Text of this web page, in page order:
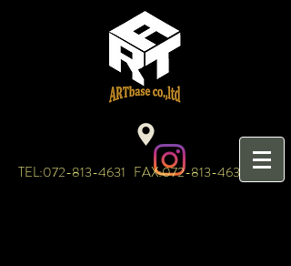
TEL:072-813-4631 FAX:072-813-4632